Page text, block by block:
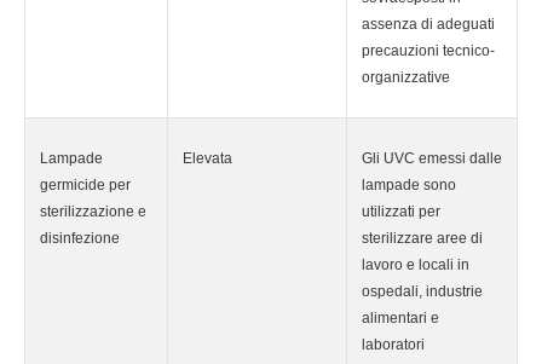
assenza di adeguati
precauzioni tecnico-
organizzative
Lampade
germicide per
sterilizzazione e
disinfezione
Elevata
Gli UVC emessi dalle
lampade sono
utilizzati per
sterilizzare aree di
lavoro e locali in
ospedali, industrie
alimentari e
laboratori